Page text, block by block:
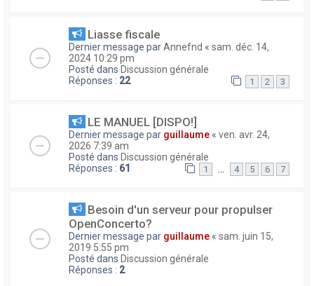
Liasse fiscale
Dernier message parAnnefnd « sam. déc. 14,
2024 10:29 pm
Posté dans Discussion générale
Réponses : 22 1 2 3
LE MANUEL [DISPO!]
Dernier message par guillaume « ven. avr. 24,
2026 7:39 am
Posté dans Discussion générale
Réponses : 61 1 … 4 5 6 7
Besoin d'un serveur pour propulser
OpenConcerto?
Dernier message par guillaume « sam. juin 15,
2019 5:55 pm
Posté dans Discussion générale
Réponses : 2